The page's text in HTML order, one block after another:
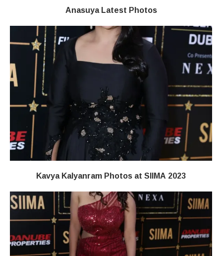
Anasuya Latest Photos
Kavya Kalyanram Photos at SIIMA 2023